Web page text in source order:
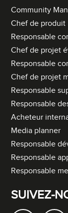
Community
Chef de produit
Responsable
Chef de projet
Responsable
Chef de projet
Responsable
Responsable
Acheteur
Media planner
Responsable
Responsable
Responsable
SUIVEZ-